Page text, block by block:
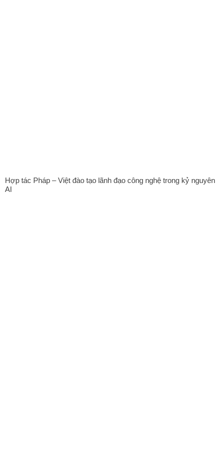
Hợp tác Pháp – Việt đào tạo lãnh đạo công nghệ trong kỷ nguyên
AI